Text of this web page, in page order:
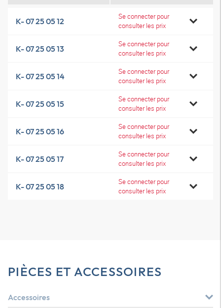
K- 07 25 05 12
Se connecter pour
consulter les prix
K- 07 25 05 13
Se connecter pour
consulter les prix
K- 07 25 05 14
Se connecter pour
consulter les prix
K- 07 25 05 15
Se connecter pour
consulter les prix
K- 07 25 05 16
Se connecter pour
consulter les prix
K- 07 25 05 17
Se connecter pour
consulter les prix
K- 07 25 05 18
Se connecter pour
consulter les prix
PIÈCES ET ACCESSOIRES
Accessoires